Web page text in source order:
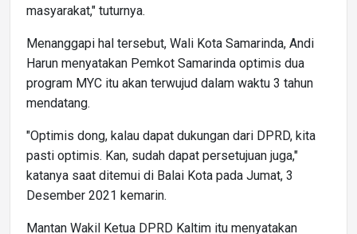
masyarakat," tuturnya.
Menanggapi hal tersebut, Wali Kota Samarinda, Andi
Harun menyatakan Pemkot Samarinda optimis dua
program MYC itu akan terwujud dalam waktu 3 tahun
mendatang.
"Optimis dong, kalau dapat dukungan dari DPRD, kita
pasti optimis. Kan, sudah dapat persetujuan juga,"
katanya saat ditemui di Balai Kota pada Jumat, 3
Desember 2021 kemarin.
Mantan Wakil Ketua DPRD Kaltim itu menyatakan